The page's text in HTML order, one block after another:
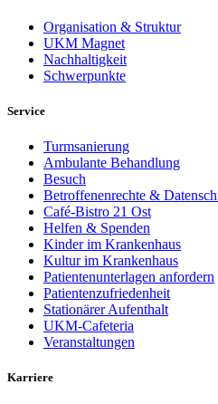
Organisation & Struktur
UKM Magnet
Nachhaltigkeit
Schwerpunkte
Service
Turmsanierung
Ambulante Behandlung
Besuch
Betroffenenrechte &
Café-Bistro 21 Ost
Helfen & Spenden
Kinder im Krankenhaus
Kultur im Krankenhaus
Patientenunterlagen anfordern
Patientenzufriedenheit
Stationärer Aufenthalt
UKM-Cafeteria
Veranstaltungen
Karriere